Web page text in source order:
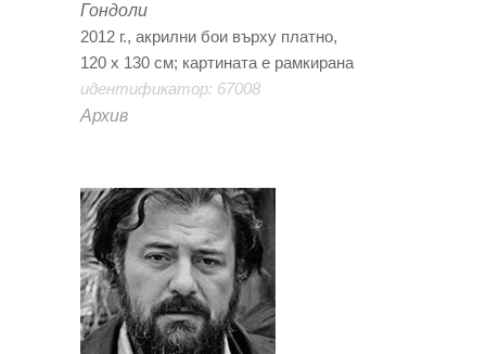
Гондоли
2012 г., акрилни бои върху платно,
120 х 130 см; картината е рамкирана
идентификатор: 67008
Архив